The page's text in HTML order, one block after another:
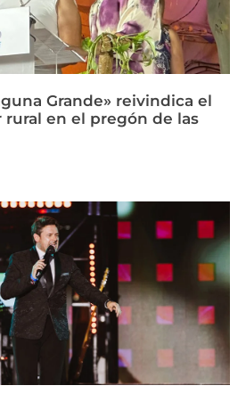
Grande» reivindica el
en el pregón de las